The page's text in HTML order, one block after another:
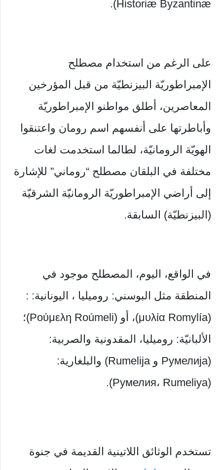
Historiæ Byzantinæ).
على الرغم من استخدام مصطلح
الإمبراطوريّة البيزنطيّة من قبل المؤرخين
المعاصرين، أطلق مواطنو الإمبراطوريّة
وأباطرتها على أنفسهم اسم رومان واعتنقوا
الهويّة الرومانيّة، لطالما استخدمت لغات
مختلفة في البلقان مصطلح “روماني” للإشارة
إلى أراضي الإمبراطوريّة الرومانيّة الشرقيّة
(البيزنطيّة) السابقة.
في الواقع، اليوم، المصطلح موجود في
المنطقة مثل البوسني: روميليا ، اليونانية: :
(μυλία Romylía)، أو (Ρούμελη Roúmeli)؛
الألبانيّة: روميليا، المقدونية والصربية:
(Румелија و Rumelija) والبلغارية:
(Румелия، Rumeliya).
تستخدم الوثائق اللاتينية القديمة في جنوة